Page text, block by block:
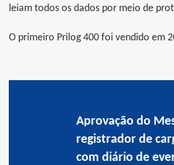
leiam todos os dados por meio de
O primeiro Prilog 400 foi vendido em
Aprovação do
registrador de
com diário de